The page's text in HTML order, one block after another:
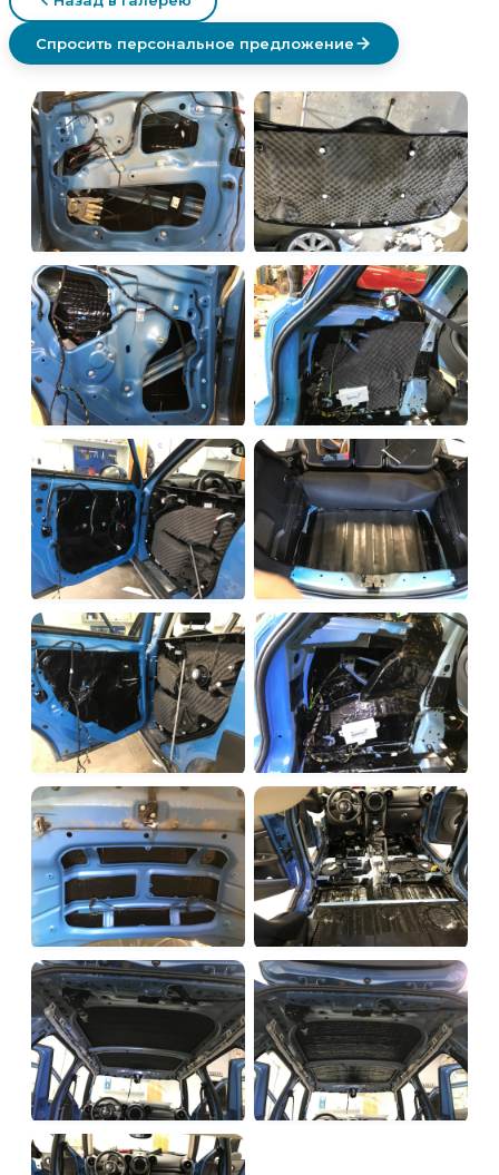
Спросить персональное предложение